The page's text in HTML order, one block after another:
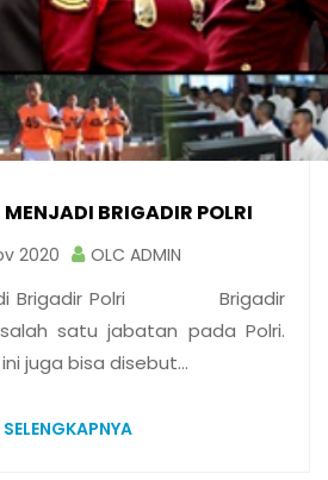
BRIGADIR POLRI
2020 OLC ADMIN
Brigadir Polri Brigadir
satu jabatan pada Polri.
juga bisa disebut…
SELENGKAPNYA